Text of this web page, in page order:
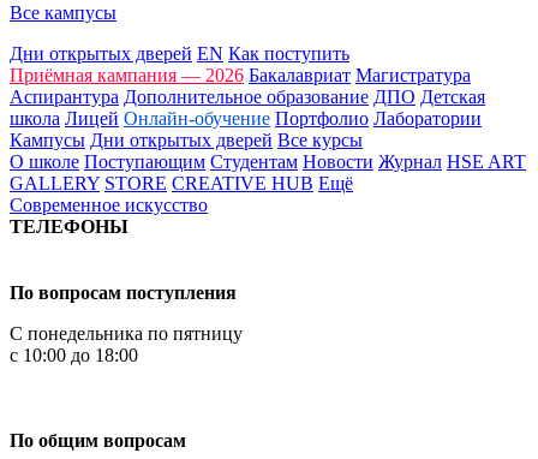
Все кампусы
Дни открытых дверей EN Как поступить
Приёмная кампания — 2026 Бакалавриат Магистратура
Аспирантура Дополнительное образование ДПО Детская
школа Лицей Онлайн-обучение Портфолио Лаборатории
Кампусы Дни открытых дверей Все курсы
О школе Поступающим Студентам Новости Журнал HSE ART
GALLERY STORE CREATIVE HUB Ещё
Современное искусство
ТЕЛЕФОНЫ
По вопросам поступления
С понедельника по пятницу
с 10:00 до 18:00
По общим вопросам